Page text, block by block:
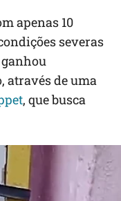
apenas 10
severas
através de uma
, que busca